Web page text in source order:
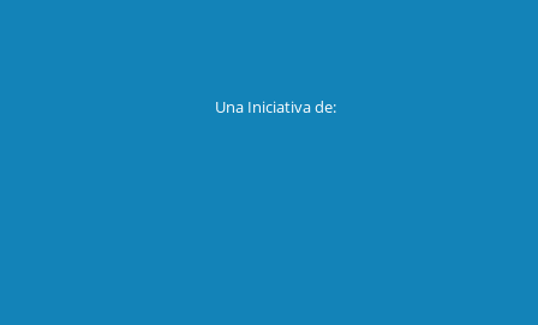
Una Iniciativa de: